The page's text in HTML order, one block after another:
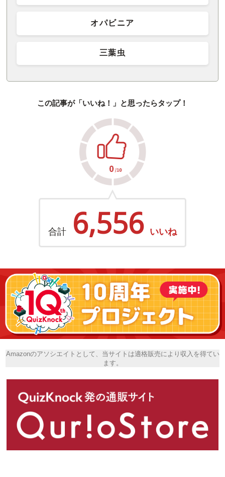
オパビニア
三葉虫
この記事が「いいね！」と思ったらタップ！
合計 6,556 いいね
Amazonのアソシエイトとして、当サイトは適格販売により収入を得てい
ます。